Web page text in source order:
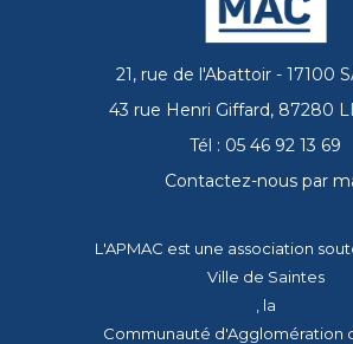
21, rue de l'Abattoir - 17100
43 rue Henri Giffard, 87280
Tél : 05 46 92 13 69
Contactez-nous par
L'APMAC est une association
Ville de Saintes
, la
Communauté d'Agglomération